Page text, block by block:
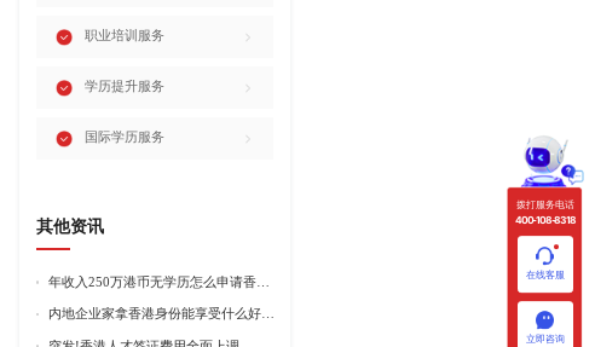
拨打服务电话
400-108-8318
在线客服
立即咨询
职业培训服务
学历提升服务
国际学历服务
其他资讯
内地企业家拿香港身份能享受什么好处?哪种申请途径更适合企业家?